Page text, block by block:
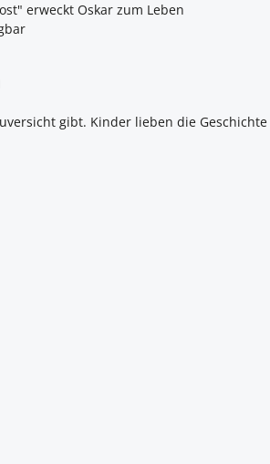
erweckt Oskar zum Leben
gibt. Kinder lieben die